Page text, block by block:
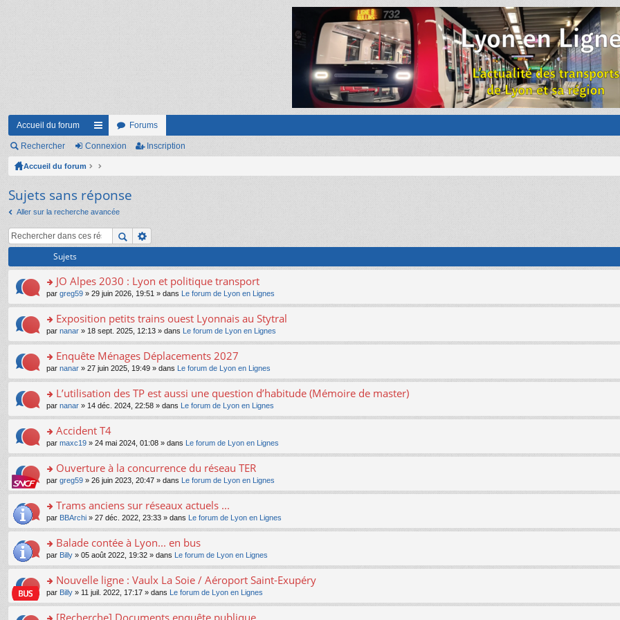
Accueil du forum
ac
co
ci
s
Forums
Rechercher Connexion Inscription
Accueil du forum
Sujets sans réponse
Aller sur la recherche avancée
Sujets
o
n
s
ult
er
le
m
e
s
a
g
e
n
n
le
pl
u
s
ré
c
e
nt
JO Alpes 2030 : Lyon et politique transport
par greg59 » 29 juin 2026, 19:51 » dans Le forum de Lyon en Lignes
o
n
s
ult
er
le
m
e
s
a
g
e
n
n
le
pl
u
s
ré
c
e
nt
Exposition petits trains ouest Lyonnais au Stytral
par nanar » 18 sept. 2025, 12:13 » dans Le forum de Lyon en Lignes
o
n
s
ult
er
le
m
e
s
a
g
e
n
n
le
pl
u
s
ré
c
e
nt
Enquête Ménages Déplacements 2027
par nanar » 27 juin 2025, 19:49 » dans Le forum de Lyon en Lignes
o
n
s
ult
er
le
m
e
s
a
g
e
n
n
le
pl
u
s
L’utilisation des TP est aussi une question d’habitude (Mémoire de master)
par nanar » 14 déc. 2024, 22:58 » dans Le forum de Lyon en Lignes
o
n
s
ult
er
le
m
e
s
a
g
e
n
n
Accident T4
par maxc19 » 24 mai 2024, 01:08 » dans Le forum de Lyon en Lignes
o
n
s
ult
er
le
m
e
s
a
g
e
n
Ouverture à la concurrence du réseau TER
par greg59 » 26 juin 2023, 20:47 » dans Le forum de Lyon en Lignes
o
n
s
ult
er
le
m
e
s
Trams anciens sur réseaux actuels ...
par BBArchi » 27 déc. 2022, 23:33 » dans Le forum de Lyon en Lignes
o
n
s
ult
er
le
m
Balade contée à Lyon... en bus
par Billy » 05 août 2022, 19:32 » dans Le forum de Lyon en Lignes
o
n
s
Nouvelle ligne : Vaulx La Soie / Aéroport Saint-Exupéry
par Billy » 11 juil. 2022, 17:17 » dans Le forum de Lyon en Lignes